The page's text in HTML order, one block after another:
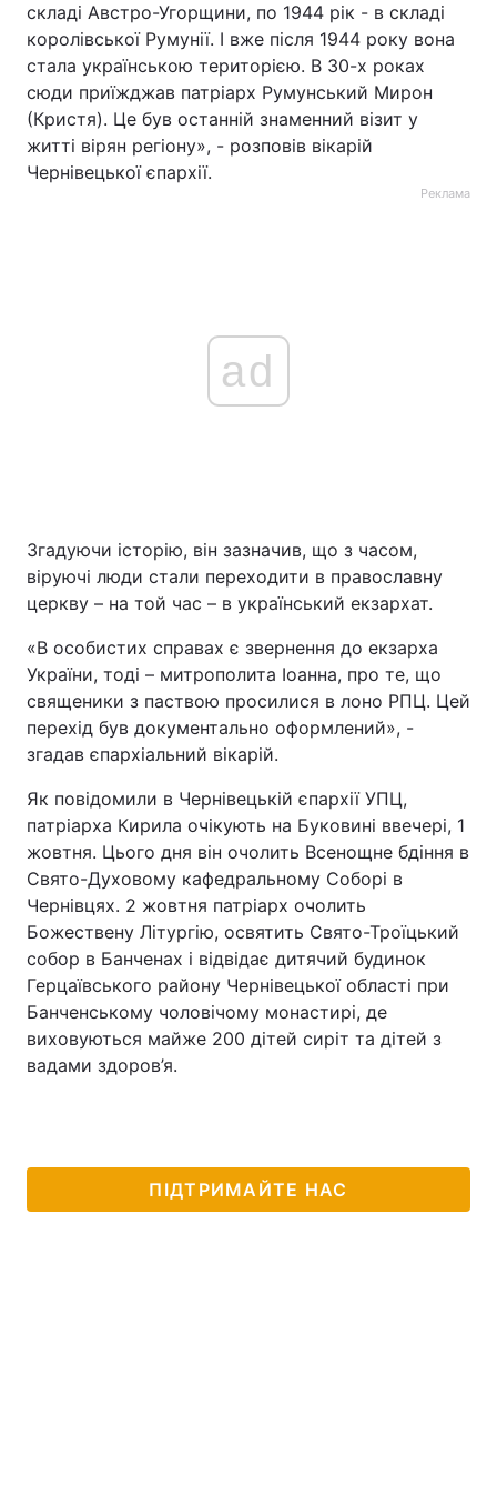
складі Австро-Угорщини, по 1944 рік - в складі
королівської Румунії. І вже після 1944 року вона
стала українською територією. В 30-х роках
сюди приїжджав патріарх Румунський Мирон
(Кристя). Це був останній знаменний візит у
житті вірян регіону», - розповів вікарій
Чернівецької єпархії.
Реклама
ad
Згадуючи історію, він зазначив, що з часом,
віруючі люди стали переходити в православну
церкву – на той час – в український екзархат.
«В особистих справах є звернення до екзарха
України, тоді – митрополита Іоанна, про те, що
священики з паствою просилися в лоно РПЦ. Цей
перехід був документально оформлений», -
згадав єпархіальний вікарій.
Як повідомили в Чернівецькій єпархії УПЦ,
патріарха Кирила очікують на Буковині ввечері, 1
жовтня. Цього дня він очолить Всенощне бдіння в
Свято-Духовому кафедральному Соборі в
Чернівцях. 2 жовтня патріарх очолить
Божествену Літургію, освятить Свято-Троїцький
собор в Банченах і відвідає дитячий будинок
Герцаївського району Чернівецької області при
Банченському чоловічому монастирі, де
виховуються майже 200 дітей сиріт та дітей з
вадами здоров’я.
ПІДТРИМАЙТЕ НАС